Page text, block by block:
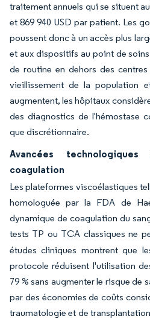
traitement annuels qui se situent
et 869 940 USD par patient. Les
poussent donc à un accès plus
et aux dispositifs au point de
de routine en dehors des
vieillissement de la population
augmentent, les hôpitaux
des diagnostics de l'hémostase
que discrétionnaire.
Avancées
coagulation
Les plateformes viscoélastiques
homologuée par la FDA de
dynamique de coagulation du
tests TP ou TCA classiques ne
études cliniques montrent que
protocole réduisent l'utilisation
79 % sans augmenter le risque de
par des économies de coûts
traumatologie et de